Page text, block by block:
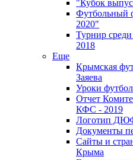
"Кубок
Футбольный
2020"
Турнир
2018
Еще
Крымская
Заяева
Уроки
Отчет
КФС - 2019
Логотип
Документы
Сайты и
Крыма